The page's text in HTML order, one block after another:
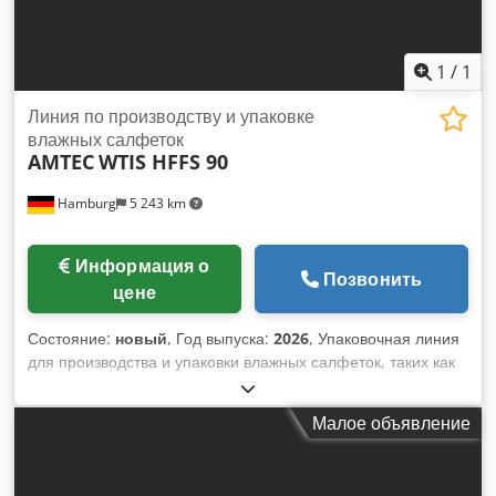
1 / 1
Hamburg 5 243 km
Линия по производству и упаковке
влажных салфеток
AMTECWTIS HFFS 90
цене
Позвонить
Состояние: новый, Год выпуска: 2026, Упаковочная линия
для производства и упаковки влажных салфеток, таких как
гигиенические салфетки, очищающие салфетки, влажные
салфетки для ухода, дезинфицирующие салфетки.
Процесс производства включает в себя размотку нетканого
Малое объявление